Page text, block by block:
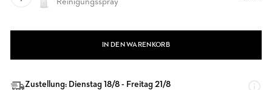
Reinigungsspray
IN DEN WARENKORB
Zustellung: Dienstag 18/8 - Freitag 21/8